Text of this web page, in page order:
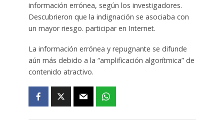
información errónea, según los investigadores.
Descubrieron que la indignación se asociaba con
un mayor riesgo. participar en Internet.
La información errónea y repugnante se difunde
aún más debido a la “amplificación algorítmica” de
contenido atractivo.